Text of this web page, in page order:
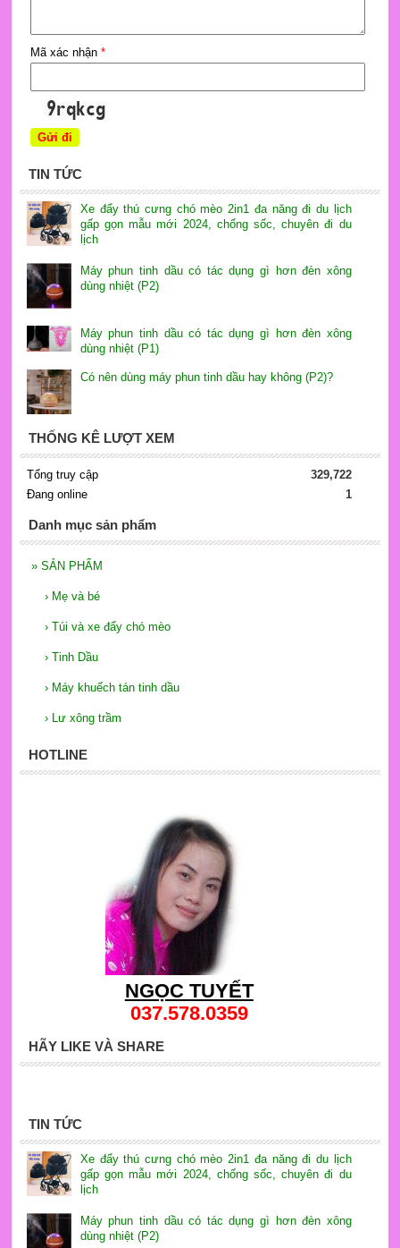
Mã xác nhận *
TIN TỨC
Xe đẩy thú cưng chó mèo 2in1 đa năng đi du lịch
gấp gọn mẫu mới 2024, chống sốc, chuyên đi du
lịch
Máy phun tinh dầu có tác dụng gì hơn đèn xông
dùng nhiệt (P2)
Máy phun tinh dầu có tác dụng gì hơn đèn xông
dùng nhiệt (P1)
Có nên dùng máy phun tinh dầu hay không (P2)?
THỐNG KÊ LƯỢT XEM
Tổng truy cập
329,722
Đang online
1
Danh mục sản phẩm
» SẢN PHẨM
› Mẹ và bé
› Túi và xe đẩy chó mèo
› Tinh Dầu
› Máy khuếch tán tinh dầu
› Lư xông trầm
HOTLINE
NGỌC TUYẾT
037.578.0359
HÃY LIKE VÀ SHARE
TIN TỨC
Xe đẩy thú cưng chó mèo 2in1 đa năng đi du lịch
gấp gọn mẫu mới 2024, chống sốc, chuyên đi du
lịch
Máy phun tinh dầu có tác dụng gì hơn đèn xông
dùng nhiệt (P2)